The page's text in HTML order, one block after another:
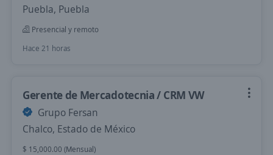
Puebla, Puebla
Presencial y remoto
Hace 21 horas
Gerente de Mercadotecnia / CRM VW
Grupo Fersan
Chalco, Estado de México
$ 15,000.00 (Mensual)